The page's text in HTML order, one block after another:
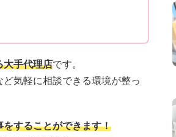
大手代理店です。
気軽に相談できる環境が整っ
することができます！